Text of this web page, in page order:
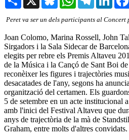
Peret va ser un dels participants al
Joan Colomo, Marina Rossell, John
Sirgadors i la Sala Sidecar de
elegits per rebre els Premis Altaveu
de la Música i la Cançó de Sant Boi
reconèixer les figures i trajectòries
desacatades de l'any, segons ha
organització del certamen. Els
5 de setembre en un acte institucional
amb l'inici del Festival Altaveu que
anys de trajectòria de la mà de
Graham, entre molts d'altres convidats.